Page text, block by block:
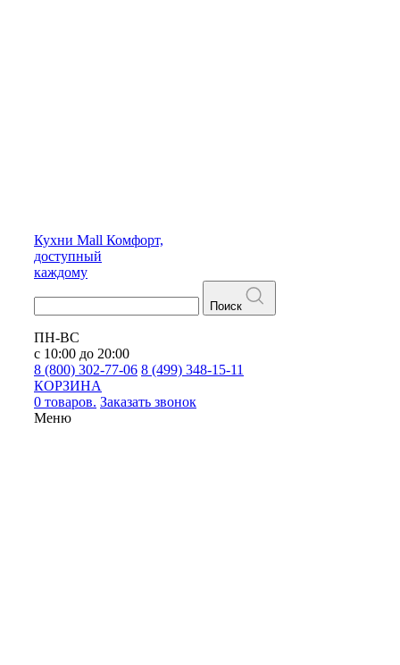
Кухни Mall Комфорт,
доступный
каждому
Поиск
ПН-ВС
с 10:00 до 20:00
8 (800) 302-77-06 8 (499) 348-15-11
КОРЗИНА
0 товаров. Заказать звонок
Меню